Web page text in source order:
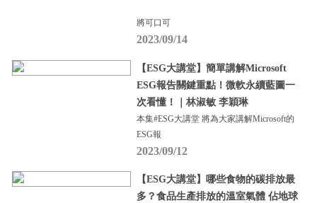
將可口可
2023/09/14
【ESG大講堂】簡單講解Microsoft
ESG報告關鍵重點！微軟永續藍圖一
次看懂！｜林淑敏 李穎琳
本集#ESG大講堂 將為大家講解Microsoft的
ESG報
2023/09/12
【ESG大講堂】哪些食物的碳排放最
多？食品生產排放的溫室氣體 佔地球